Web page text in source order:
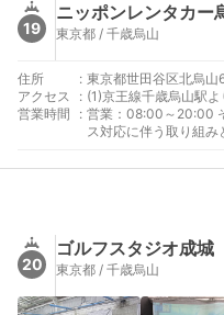
19
ニッポンレンタカー
東京都 / 千歳烏山
住所 : 東京都世田谷区北烏
アクセス
: (1)京王線千歳烏山駅
営業時間
: 営業：08:00～20:00
ス対応に伴う取り組み
20
ゴルフスタジオ成城
東京都 / 千歳烏山